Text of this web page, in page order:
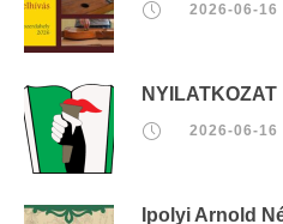
2026-06-16
NYILATKOZAT
2026-06-16
Ipolyi Arnold